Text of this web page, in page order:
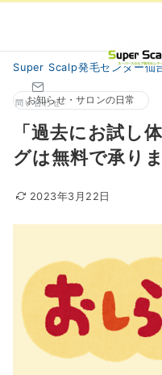
問い合わせ
Super Scalp発毛センター仙
お知らせ・サロンの日常
「過去にお試し
グは無料で承りま
2023年3月22日